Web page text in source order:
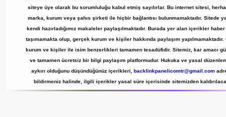
siteye üye olarak bu sorumluluğu kabul etmiş sayılırlar. Bu internet sitesi,
marka, kurum veya şahıs şirketi ile hiçbir bağlantısı bulunmamaktadır. Sitede
kendi hazırladığımız makaleler paylaşılmaktadır. Burada yer alan içerikler
taşımamakta olup, gerçek kurum ve kişiler hakkında paylaşım yapılmamaktadır.
kurum ve kişiler ile isim benzerlikleri tamamen tesadüfidir. Sitemiz, kar amacı
ve tamamen ücretsiz bir bilgi paylaşım platformudur. Hukuka ve yasal
aykırı olduğunu düşündüğünüz içerikleri, backlinkpanelicomtr@gmail.com
bildirmeniz halinde, ilgili içerikler yasal süre içerisinde sitemizden